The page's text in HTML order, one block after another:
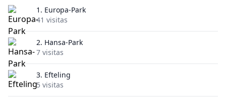
1. Europa-Park
41 visitas
2. Hansa-Park
7 visitas
3. Efteling
5 visitas